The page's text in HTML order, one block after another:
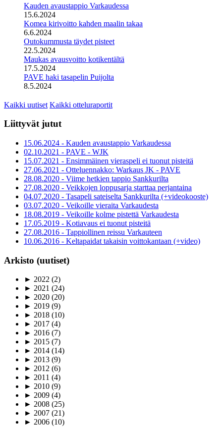
Kauden avaustappio Varkaudessa
15.6.2024
Komea kirivoitto kahden maalin takaa
6.6.2024
Outokummusta täydet pisteet
22.5.2024
Maukas avausvoitto kotikentältä
17.5.2024
PAVE haki tasapelin Puijolta
8.5.2024
Kaikki uutiset Kaikki otteluraportit
Liittyvät jutut
15.06.2024 - Kauden avaustappio Varkaudessa
02.10.2021 - PAVE - WJK
15.07.2021 - Ensimmäinen vieraspeli ei tuonut pisteitä
27.06.2021 - Otteluennakko: Warkaus JK - PAVE
28.08.2020 - Viime hetkien tappio Sankkurilta
27.08.2020 - Veikkojen loppusarja starttaa perjantaina
04.07.2020 - Tasapeli sateiselta Sankkurilta (+videokooste)
03.07.2020 - Veikoille vieraita Varkaudesta
18.08.2019 - Veikoille kolme pistettä Varkaudesta
17.05.2019 - Kotiavaus ei tuonut pisteitä
27.08.2016 - Tappiollinen reissu Varkauteen
10.06.2016 - Keltapaidat takaisin voittokantaan (+video)
Arkisto (uutiset)
► 2022 (2)
► 2021 (24)
► 2020 (20)
► 2019 (9)
► 2018 (10)
► 2017 (4)
► 2016 (7)
► 2015 (7)
► 2014 (14)
► 2013 (9)
► 2012 (6)
► 2011 (4)
► 2010 (9)
► 2009 (4)
► 2008 (25)
► 2007 (21)
► 2006 (10)